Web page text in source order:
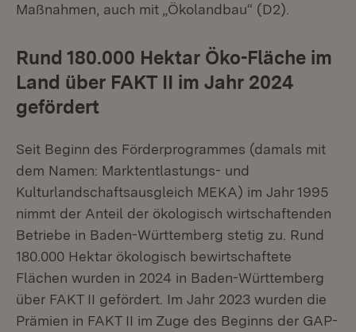
Maßnahmen, auch mit „Ökolandbau“ (D2).
Rund 180.000 Hektar Öko-Fläche im
Land über FAKT II im Jahr 2024
gefördert
Seit Beginn des Förderprogrammes (damals mit
dem Namen: Marktentlastungs- und
Kulturlandschaftsausgleich MEKA) im Jahr 1995
nimmt der Anteil der ökologisch wirtschaftenden
Betriebe in Baden-Württemberg stetig zu. Rund
180.000 Hektar ökologisch bewirtschaftete
Flächen wurden in 2024 in Baden-Württemberg
über FAKT II gefördert. Im Jahr 2023 wurden die
Prämien in FAKT II im Zuge des Beginns der GAP-